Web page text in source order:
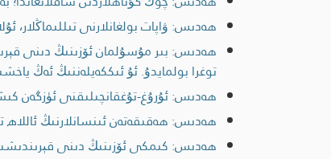
ھەدىس: ۋاپات بولغانلارنى تىللىماڭلار،
ھەدىس: بىر مۇسۇلمان ئۆزىنىڭ دىنى
توغرا بولمايدۇ. ئۇ ئىككەيلەننىڭ ئەڭ
ھەدىس: ئۇرۇغ-تۇغقانچىلىقنى ئۈزگەن
ھەدىس: ھەقىقەتەن ئىنسانلارنىڭ ئاللاھ
ھەدىس: كىمكى ئۆزىنىڭ دىنى